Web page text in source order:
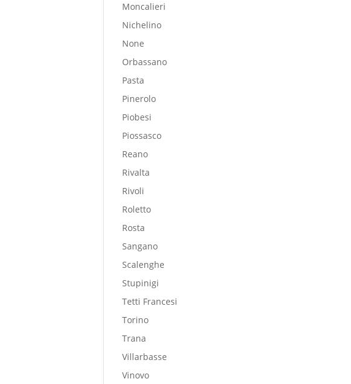
Moncalieri
Nichelino
None
Orbassano
Pasta
Pinerolo
Piobesi
Piossasco
Reano
Rivalta
Rivoli
Roletto
Rosta
Sangano
Scalenghe
Stupinigi
Tetti Francesi
Torino
Trana
Villarbasse
Vinovo